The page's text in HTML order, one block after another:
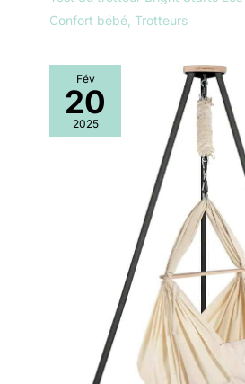
Confort bébé Trotteurs
Fév
20
2025